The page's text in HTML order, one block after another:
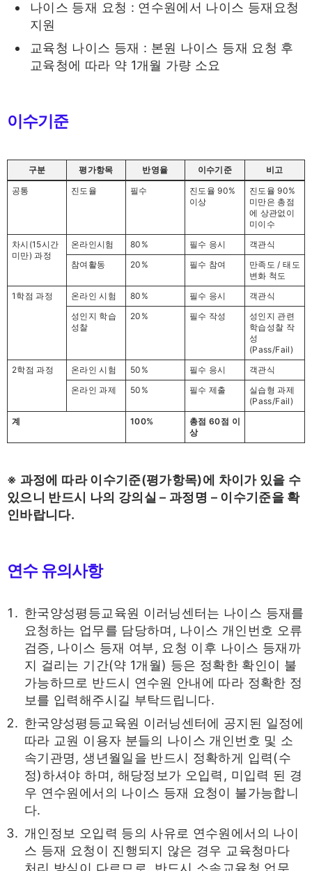
나이스 등재 요청 : 연수원에서 나이스 등재요청
지원
교육청 나이스 등재 : 본원 나이스 등재 요청 후
교육청에 따라 약 1개월 가량 소요
이수기준
구분 평가항목 반영율 이수기준
비고
공통
진도율 필수
진도율 90%
이상
진도율 90%
미만은 총점
에 상관없이
미이수
차시(15시간
미만) 과정
온라인시험 80% 필수 응시
객관식
참여활동
20% 필수 참여
만족도 / 태도
변화 척도
1학점 과정
온라인 시험 80% 필수 응시
객관식
성인지 학습
성찰
20% 필수 작성
성인지 관련
학습성찰 작
성
(Pass/Fail)
2학점 과정
온라인 시험 50% 필수 응시
객관식
온라인 과제
50% 필수 제출
실습형 과제
(Pass/Fail)
계
100%
총점 60점 이
상
※ 과정에 따라 이수기준(평가항목)에 차이가 있을 수
있으니 반드시 나의 강의실 – 과정명 – 이수기준을 확
인바랍니다.
연수 유의사항
한국양성평등교육원 이러닝센터는 나이스 등재를
요청하는 업무를 담당하며, 나이스 개인번호 오류
검증, 나이스 등재 여부, 요청 이후 나이스 등재까
지 걸리는 기간(약 1개월) 등은 정확한 확인이 불
가능하므로 반드시 연수원 안내에 따라 정확한 정
보를 입력해주시길 부탁드립니다.
한국양성평등교육원 이러닝센터에 공지된 일정에
따라 교원 이용자 분들의 나이스 개인번호 및 소
속기관명, 생년월일을 반드시 정확하게 입력(수
정)하셔야 하며, 해당정보가 오입력, 미입력 된 경
우 연수원에서의 나이스 등재 요청이 불가능합니
다.
개인정보 오입력 등의 사유로 연수원에서의 나이
스 등재 요청이 진행되지 않은 경우 교육청마다
처리 방식이 다르므로, 반드시 소속교육청 업무